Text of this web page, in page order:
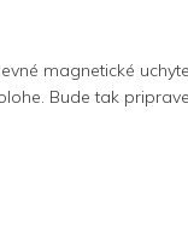
magnetické
Bude tak